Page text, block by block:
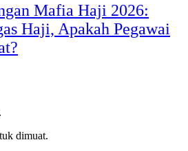
Mafia Haji 2026:
Haji, Apakah Pegawai
dimuat.